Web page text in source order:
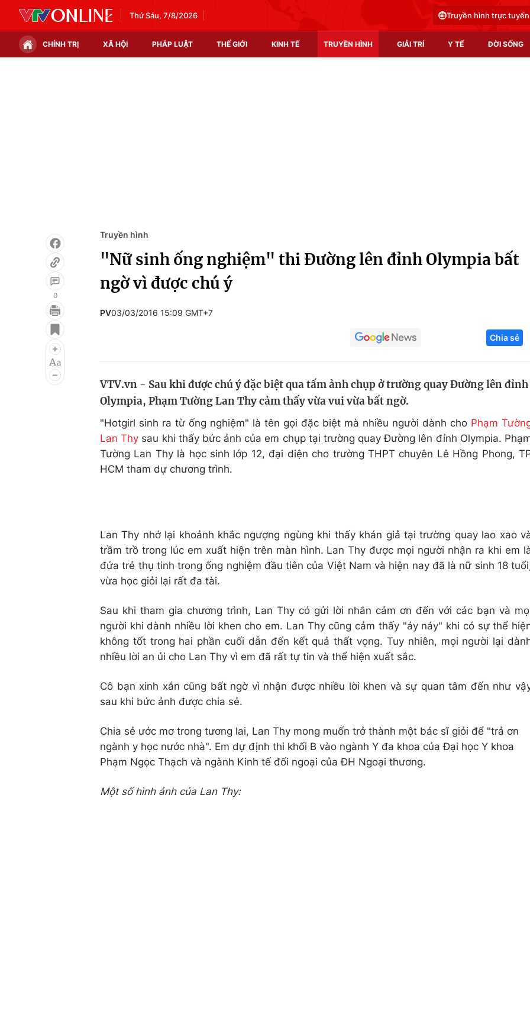
Thứ Sáu, 7/8/2026 Truyền hình trực tuyến
CHÍNH TRỊ XÃ HỘI PHÁP LUẬT THẾ GIỚI KINH TẾ TRUYỀN HÌNH GIẢI TRÍ Y TẾ ĐỜI SỐNG
Infographic
Điện ảnh
Âm nhạc
Chất lượng cuộc sống
Tuyển sinh
Hitech Công
Thị trường
0
Truyền hình
"Nữ sinh ống nghiệm" thi Đường lên đỉnh Olympia bất
ngờ vì được chú ý
PV03/03/2016 15:09 GMT+7
Chia sẻ
VTV.vn - Sau khi được chú ý đặc biệt qua tấm ảnh chụp ở trường quay Đường lên đỉnh
Olympia, Phạm Tường Lan Thy cảm thấy vừa vui vừa bất ngờ.
"Hotgirl sinh ra từ ống nghiệm" là tên gọi đặc biệt mà nhiều người dành cho Phạm
Lan Thy sau khi thấy bức ảnh của em chụp tại trường quay Đường lên đỉnh Olympia.
Tường Lan Thy là học sinh lớp 12, đại diện cho trường THPT chuyên Lê Hồng Phong,
HCM tham dự chương trình.
Lan Thy nhớ lại khoảnh khắc ngượng ngùng khi thấy khán giả tại trường quay lao xao
trầm trồ trong lúc em xuất hiện trên màn hình. Lan Thy được mọi người nhận ra khi em
đứa trẻ thụ tinh trong ống nghiệm đầu tiên của Việt Nam và hiện nay đã là nữ sinh 18
vừa học giỏi lại rất đa tài.
Sau khi tham gia chương trình, Lan Thy có gửi lời nhắn cảm ơn đến với các bạn và
người khi dành nhiều lời khen cho em. Lan Thy cũng cảm thấy "áy náy" khi có sự thể
không tốt trong hai phần cuối dẫn đến kết quả thất vọng. Tuy nhiên, mọi người lại
nhiều lời an ủi cho Lan Thy vì em đã rất tự tin và thể hiện xuất sắc.
Cô bạn xinh xắn cũng bất ngờ vì nhận được nhiều lời khen và sự quan tâm đến như
sau khi bức ảnh được chia sẻ.
Chia sẻ ước mơ trong tương lai, Lan Thy mong muốn trở thành một bác sĩ giỏi để "trả ơn
ngành y học nước nhà". Em dự định thi khối B vào ngành Y đa khoa của Đại học Y khoa
Phạm Ngọc Thạch và ngành Kinh tế đối ngoại của ĐH Ngoại thương.
Một số hình ảnh của Lan Thy: